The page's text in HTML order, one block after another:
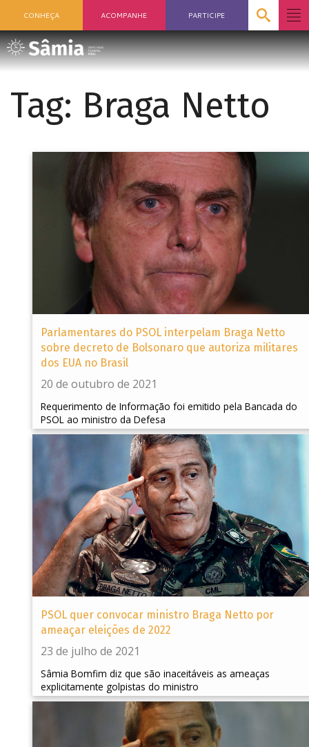
CONHEÇA ACOMPANHE PARTICIPE
Tag: Braga Netto
Parlamentares do PSOL interpelam Braga Netto
sobre decreto de Bolsonaro que autoriza militares
dos EUA no Brasil
20 de outubro de 2021
Requerimento de Informação foi emitido pela Bancada do
PSOL ao ministro da Defesa
PSOL quer convocar ministro Braga Netto por
ameaçar eleições de 2022
23 de julho de 2021
Sâmia Bomfim diz que são inaceitáveis as ameaças
explicitamente golpistas do ministro